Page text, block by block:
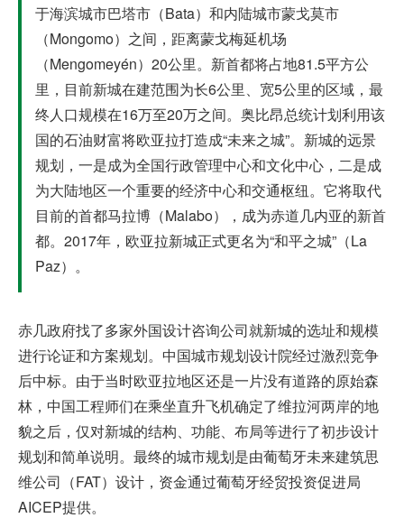
于海滨城市巴塔市（Bata）和内陆城市蒙戈莫市
（Mongomo）之间，距离蒙戈梅延机场
（Mengomeyén）20公里。新首都将占地81.5平方公
里，目前新城在建范围为长6公里、宽5公里的区域，最
终人口规模在16万至20万之间。奥比昂总统计划利用该
国的石油财富将欧亚拉打造成“未来之城”。新城的远景
规划，一是成为全国行政管理中心和文化中心，二是成
为大陆地区一个重要的经济中心和交通枢纽。它将取代
目前的首都马拉博（Malabo），成为赤道几内亚的新首
都。2017年，欧亚拉新城正式更名为“和平之城”（La
Paz）。
赤几政府找了多家外国设计咨询公司就新城的选址和规模
进行论证和方案规划。中国城市规划设计院经过激烈竞争
后中标。由于当时欧亚拉地区还是一片没有道路的原始森
林，中国工程师们在乘坐直升飞机确定了维拉河两岸的地
貌之后，仅对新城的结构、功能、布局等进行了初步设计
规划和简单说明。最终的城市规划是由葡萄牙未来建筑思
维公司（FAT）设计，资金通过葡萄牙经贸投资促进局
AICEP提供。